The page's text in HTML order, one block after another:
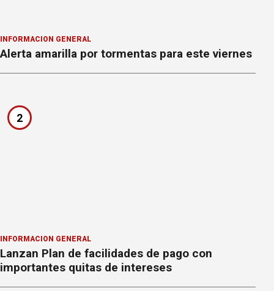
INFORMACION GENERAL
Alerta amarilla por tormentas para este viernes
2
INFORMACION GENERAL
Lanzan Plan de facilidades de pago con
importantes quitas de intereses